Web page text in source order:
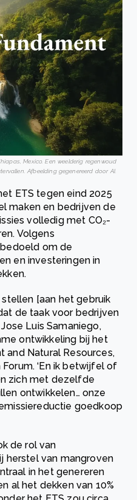
Mexico. Een weelderig regenwoud
Afbeelding gegenereerd door AI.
ETS tegen eind 2025
maken en bedrijven de
volledig met CO₂-
Volgens
om de
en investeringen in
[aan het gebruik
de taak voor bedrijven
Luis Samaniego,
ontwikkeling bij het
and Natural Resources,
‘En ik betwijfel of
zich met dezelfde
ontwikkelen… onze
goedkoop
de rol van
herstel van mangroven
in het genereren
al het dekken van 10%